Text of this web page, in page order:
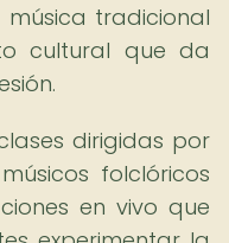
tradicional
cultural que da
dirigidas por
folclóricos
en vivo que